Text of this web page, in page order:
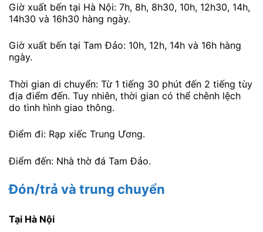
Giờ xuất bến tại Hà Nội: 7h, 8h, 8h30, 10h, 12h30, 14h,
14h30 và 16h30 hàng ngày.
Giờ xuất bến tại Tam Đảo: 10h, 12h, 14h và 16h hàng
ngày.
Thời gian di chuyển: Từ 1 tiếng 30 phút đến 2 tiếng tùy
địa điểm đến. Tuy nhiên, thời gian có thể chênh lệch
do tình hình giao thông.
Điểm đi: Rạp xiếc Trung Ương.
Điểm đến: Nhà thờ đá Tam Đảo.
Đón/trả và trung chuyển
Tại Hà Nội